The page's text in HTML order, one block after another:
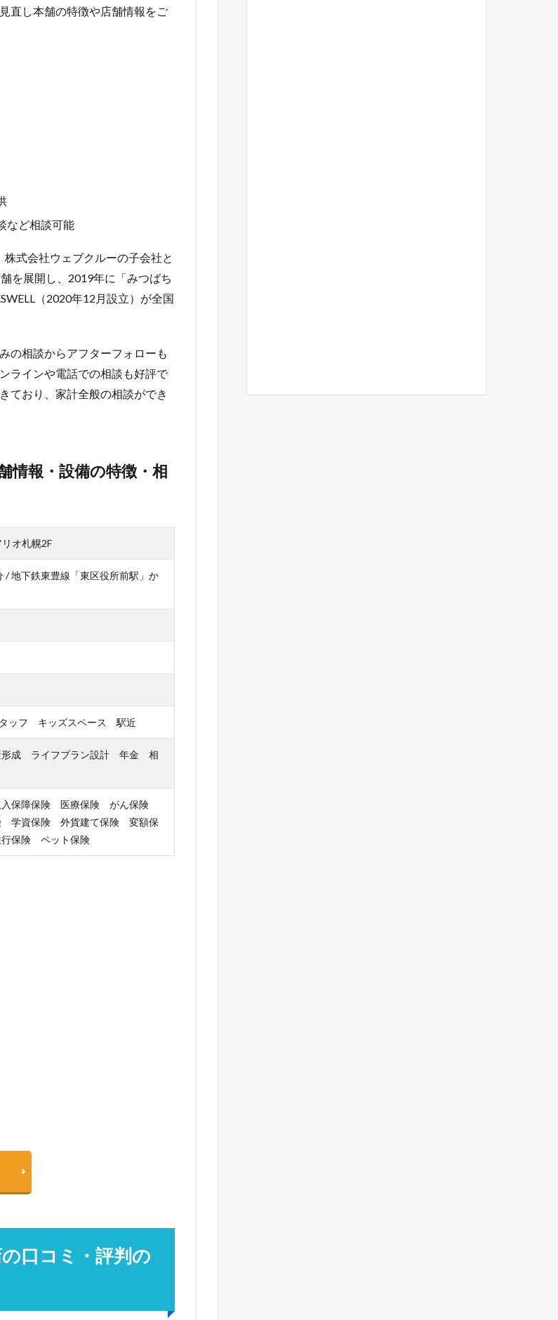
直し本舗の特徴や店舗情報をご
など相談可能
式会社ウェブクルーの子会社と
を展開し、2019年に「みつばち
（2020年12月設立）が全国
の相談からアフターフォローも
ラインや電話での相談も好評で
ており、家計全般の相談ができ
報・設備の特徴・相
オ札幌2F
/ 地下鉄東豊線「東区役所前駅」か
ッフ キッズスペース 駅近
成 ライフプラン設計 年金 相
保障保険 医療保険 がん保険
学資保険 外貨建て保険 変額保
保険 ペット保険
口コミ・評判の